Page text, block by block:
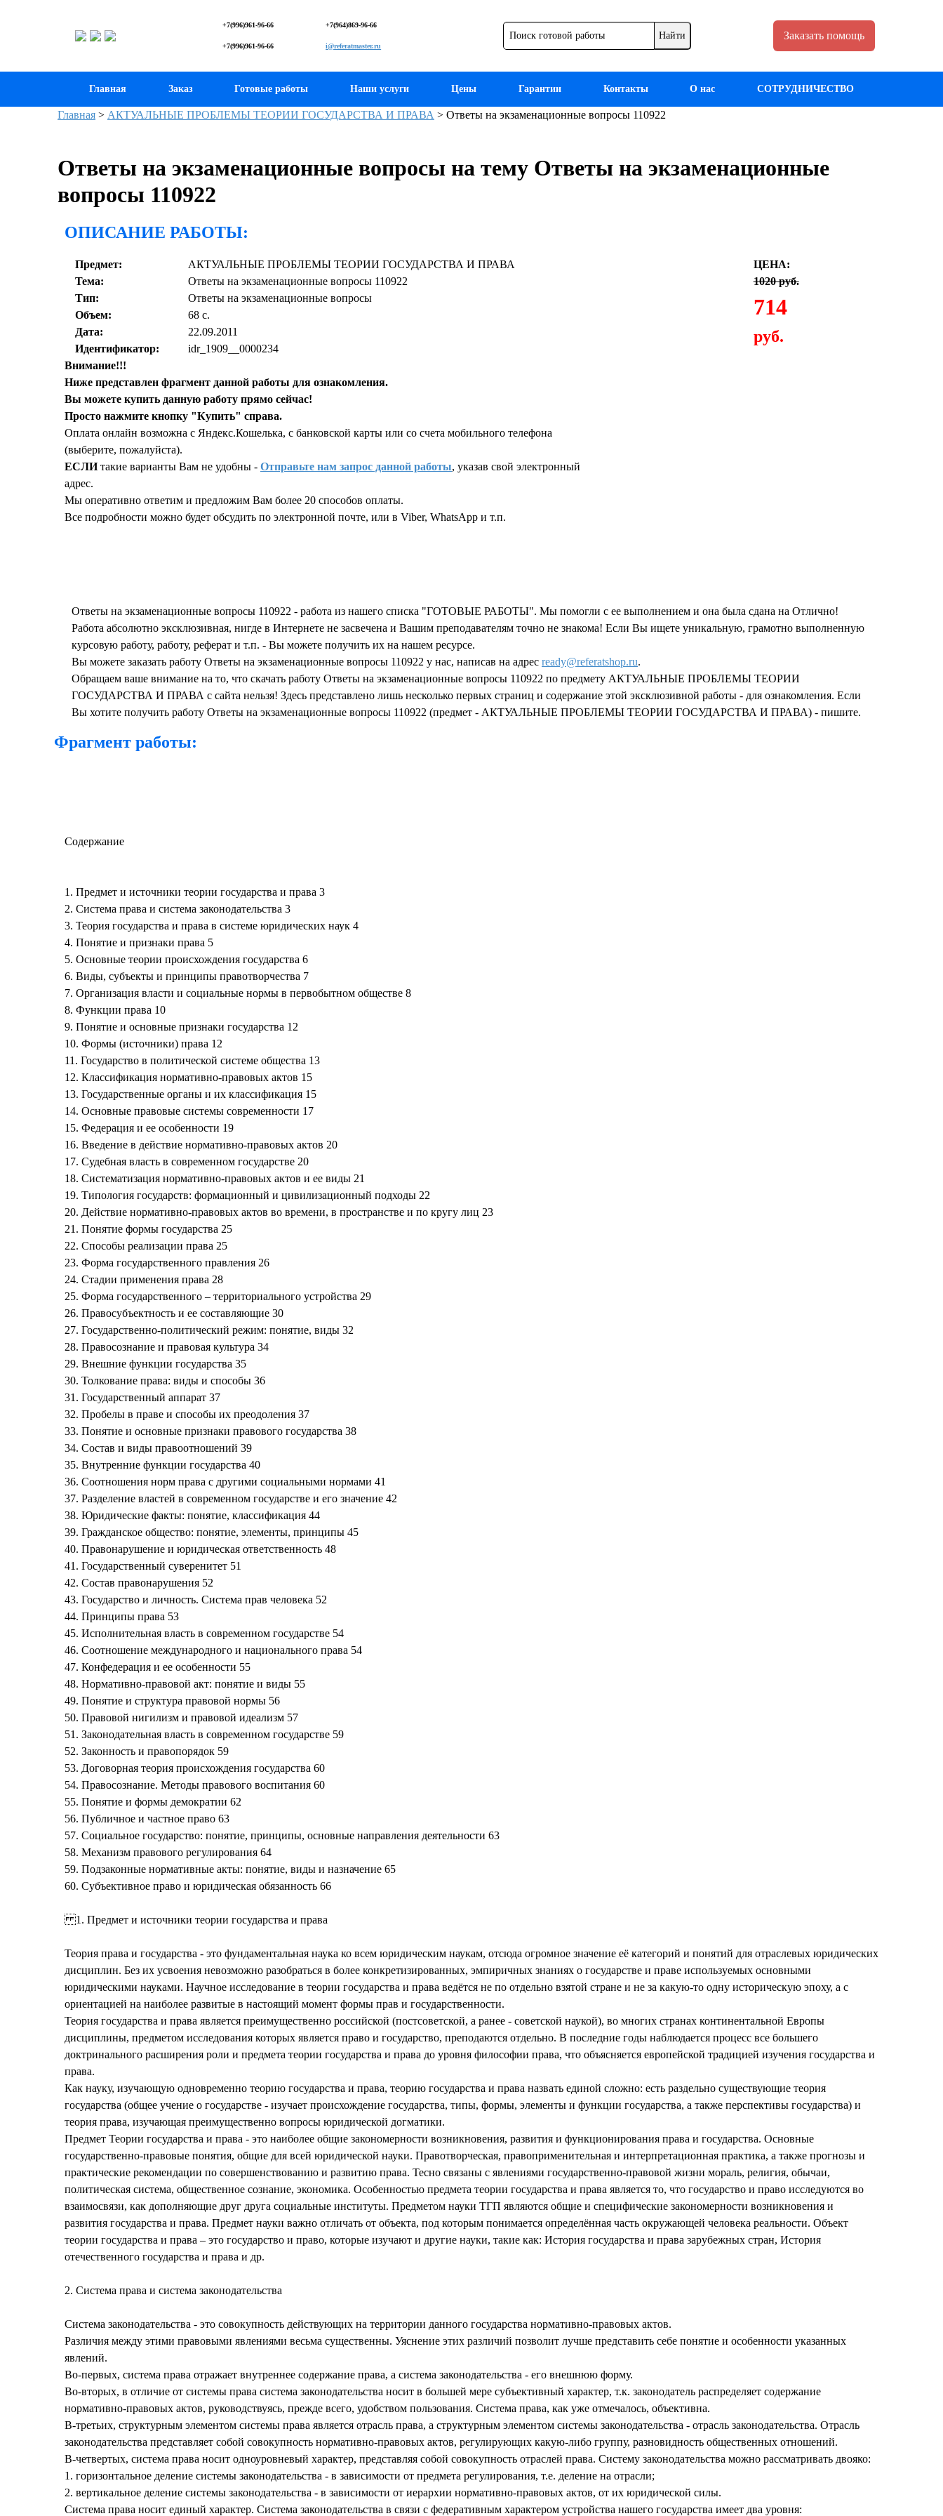
+7(996)961-96-66 +7(964)869-96-66
+7(996)961-96-66 i@referatmaster.ru
Заказать помощь
Главная Заказ Готовые работы Наши услуги Цены Гарантии Контакты О нас СОТРУДНИЧЕСТВО
Главная > АКТУАЛЬНЫЕ ПРОБЛЕМЫ ТЕОРИИ ГОСУДАРСТВА И ПРАВА > Ответы на экзаменационные вопросы 110922
Ответы на экзаменационные вопросы на тему Ответы на экзаменационные
вопросы 110922
ОПИСАНИЕ РАБОТЫ:
Предмет:
АКТУАЛЬНЫЕ ПРОБЛЕМЫ ТЕОРИИ ГОСУДАРСТВА И ПРАВА
Тема:
Ответы на экзаменационные вопросы 110922
Тип:
Ответы на экзаменационные вопросы
Объем:
68 с.
Дата:
22.09.2011
Идентификатор:
idr_1909__0000234
ЦЕНА:
1020 руб.
714
руб.
Внимание!!!
Ниже представлен фрагмент данной работы для ознакомления.
Вы можете купить данную работу прямо сейчас!
Просто нажмите кнопку "Купить" справа.
Оплата онлайн возможна с Яндекс.Кошелька, с банковской карты или со счета мобильного телефона
(выберите, пожалуйста).
ЕСЛИтакие варианты Вам не удобны - Отправьте нам запрос данной работы, указав свой электронный
адрес.
Мы оперативно ответим и предложим Вам более 20 способов оплаты.
Все подробности можно будет обсудить по электронной почте, или в Viber, WhatsApp и т.п.
Ответы на экзаменационные вопросы 110922 - работа из нашего списка "ГОТОВЫЕ РАБОТЫ". Мы помогли с ее выполнением и она была сдана на Отлично!
Работа абсолютно эксклюзивная, нигде в Интернете не засвечена и Вашим преподавателям точно не знакома! Если Вы ищете уникальную, грамотно выполненную
курсовую работу, работу, реферат и т.п. - Вы можете получить их на нашем ресурсе.
Вы можете заказать работу Ответы на экзаменационные вопросы 110922 у нас, написав на адрес ready@referatshop.ru.
Обращаем ваше внимание на то, что скачать работу Ответы на экзаменационные вопросы 110922 по предмету АКТУАЛЬНЫЕ ПРОБЛЕМЫ ТЕОРИИ
ГОСУДАРСТВА И ПРАВА с сайта нельзя! Здесь представлено лишь несколько первых страниц и содержание этой эксклюзивной работы - для ознакомления. Если
Вы хотите получить работу Ответы на экзаменационные вопросы 110922 (предмет - АКТУАЛЬНЫЕ ПРОБЛЕМЫ ТЕОРИИ ГОСУДАРСТВА И ПРАВА) - пишите.
Фрагмент работы:
Содержание
1. Предмет и источники теории государства и права 3
2. Система права и система законодательства 3
3. Теория государства и права в системе юридических наук 4
4. Понятие и признаки права 5
5. Основные теории происхождения государства 6
6. Виды, субъекты и принципы правотворчества 7
7. Организация власти и социальные нормы в первобытном обществе 8
8. Функции права 10
9. Понятие и основные признаки государства 12
10. Формы (источники) права 12
11. Государство в политической системе общества 13
12. Классификация нормативно-правовых актов 15
13. Государственные органы и их классификация 15
14. Основные правовые системы современности 17
15. Федерация и ее особенности 19
16. Введение в действие нормативно-правовых актов 20
17. Судебная власть в современном государстве 20
18. Систематизация нормативно-правовых актов и ее виды 21
19. Типология государств: формационный и цивилизационный подходы 22
20. Действие нормативно-правовых актов во времени, в пространстве и по кругу лиц 23
21. Понятие формы государства 25
22. Способы реализации права 25
23. Форма государственного правления 26
24. Стадии применения права 28
25. Форма государственного – территориального устройства 29
26. Правосубъектность и ее составляющие 30
27. Государственно-политический режим: понятие, виды 32
28. Правосознание и правовая культура 34
29. Внешние функции государства 35
30. Толкование права: виды и способы 36
31. Государственный аппарат 37
32. Пробелы в праве и способы их преодоления 37
33. Понятие и основные признаки правового государства 38
34. Состав и виды правоотношений 39
35. Внутренние функции государства 40
36. Соотношения норм права с другими социальными нормами 41
37. Разделение властей в современном государстве и его значение 42
38. Юридические факты: понятие, классификация 44
39. Гражданское общество: понятие, элементы, принципы 45
40. Правонарушение и юридическая ответственность 48
41. Государственный суверенитет 51
42. Состав правонарушения 52
43. Государство и личность. Система прав человека 52
44. Принципы права 53
45. Исполнительная власть в современном государстве 54
46. Соотношение международного и национального права 54
47. Конфедерация и ее особенности 55
48. Нормативно-правовой акт: понятие и виды 55
49. Понятие и структура правовой нормы 56
50. Правовой нигилизм и правовой идеализм 57
51. Законодательная власть в современном государстве 59
52. Законность и правопорядок 59
53. Договорная теория происхождения государства 60
54. Правосознание. Методы правового воспитания 60
55. Понятие и формы демократии 62
56. Публичное и частное право 63
57. Социальное государство: понятие, принципы, основные направления деятельности 63
58. Механизм правового регулирования 64
59. Подзаконные нормативные акты: понятие, виды и назначение 65
60. Субъективное право и юридическая обязанность 66
1. Предмет и источники теории государства и права
Теория права и государства - это фундаментальная наука ко всем юридическим наукам, отсюда огромное значение её категорий и понятий для отраслевых юридических
дисциплин. Без их усвоения невозможно разобраться в более конкретизированных, эмпиричных знаниях о государстве и праве используемых основными
юридическими науками. Научное исследование в теории государства и права ведётся не по отдельно взятой стране и не за какую-то одну историческую эпоху, а с
ориентацией на наиболее развитые в настоящий момент формы прав и государственности.
Теория государства и права является преимущественно российской (постсоветской, а ранее - советской наукой), во многих странах континентальной Европы
дисциплины, предметом исследования которых является право и государство, преподаются отдельно. В последние годы наблюдается процесс все большего
доктринального расширения роли и предмета теории государства и права до уровня философии права, что объясняется европейской традицией изучения государства и
права.
Как науку, изучающую одновременно теорию государства и права, теорию государства и права назвать единой сложно: есть раздельно существующие теория
государства (общее учение о государстве - изучает происхождение государства, типы, формы, элементы и функции государства, а также перспективы государства) и
теория права, изучающая преимущественно вопросы юридической догматики.
Предмет Теории государства и права - это наиболее общие закономерности возникновения, развития и функционирования права и государства. Основные
государственно-правовые понятия, общие для всей юридической науки. Правотворческая, правоприменительная и интерпретационная практика, а также прогнозы и
практические рекомендации по совершенствованию и развитию права. Тесно связаны с явлениями государственно-правовой жизни мораль, религия, обычаи,
политическая система, общественное сознание, экономика. Особенностью предмета теории государства и права является то, что государство и право исследуются во
взаимосвязи, как дополняющие друг друга социальные институты. Предметом науки ТГП являются общие и специфические закономерности возникновения и
развития государства и права. Предмет науки важно отличать от объекта, под которым понимается определённая часть окружающей человека реальности. Объект
теории государства и права – это государство и право, которые изучают и другие науки, такие как: История государства и права зарубежных стран, История
отечественного государства и права и др.
2. Система права и система законодательства
Система законодательства - это совокупность действующих на территории данного государства нормативно-правовых актов.
Различия между этими правовыми явлениями весьма существенны. Уяснение этих различий позволит лучше представить себе понятие и особенности указанных
явлений.
Во-первых, система права отражает внутреннее содержание права, а система законодательства - его внешнюю форму.
Во-вторых, в отличие от системы права система законодательства носит в большей мере субъективный характер, т.к. законодатель распределяет содержание
нормативно-правовых актов, руководствуясь, прежде всего, удобством пользования. Система права, как уже отмечалось, объективна.
В-третьих, структурным элементом системы права является отрасль права, а структурным элементом системы законодательства - отрасль законодательства. Отрасль
законодательства представляет собой совокупность нормативно-правовых актов, регулирующих какую-либо группу, разновидность общественных отношений.
В-четвертых, система права носит одноуровневый характер, представляя собой совокупность отраслей права. Систему законодательства можно рассматривать двояко:
1. горизонтальное деление системы законодательства - в зависимости от предмета регулирования, т.е. деление на отрасли;
2. вертикальное деление системы законодательства - в зависимости от иерархии нормативно-правовых актов, от их юридической силы.
Система права носит единый характер. Система законодательства в связи с федеративным характером устройства нашего государства имеет два уровня: